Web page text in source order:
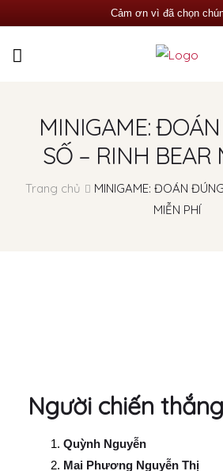
Cảm ơn vì đã chọn
MINIGAME:
SỐ – RINH BEAR
Trang chủ
MINIGAME: ĐOÁN
MIỄN PHÍ
Người chiến thắng
Quỳnh Nguyễn
Mai Phương Nguyễn Thị